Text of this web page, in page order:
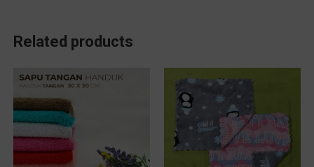
Related products